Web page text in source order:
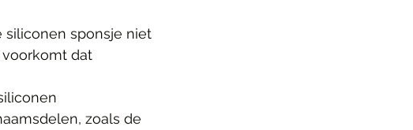
siliconen sponsje niet
dat
zoals de